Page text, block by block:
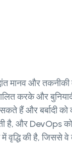
मानव और
करके और
हैं और बर्बादी
और DevOps को
की है, जिससे वे